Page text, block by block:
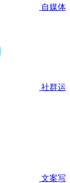
自媒体
社群运
文案写